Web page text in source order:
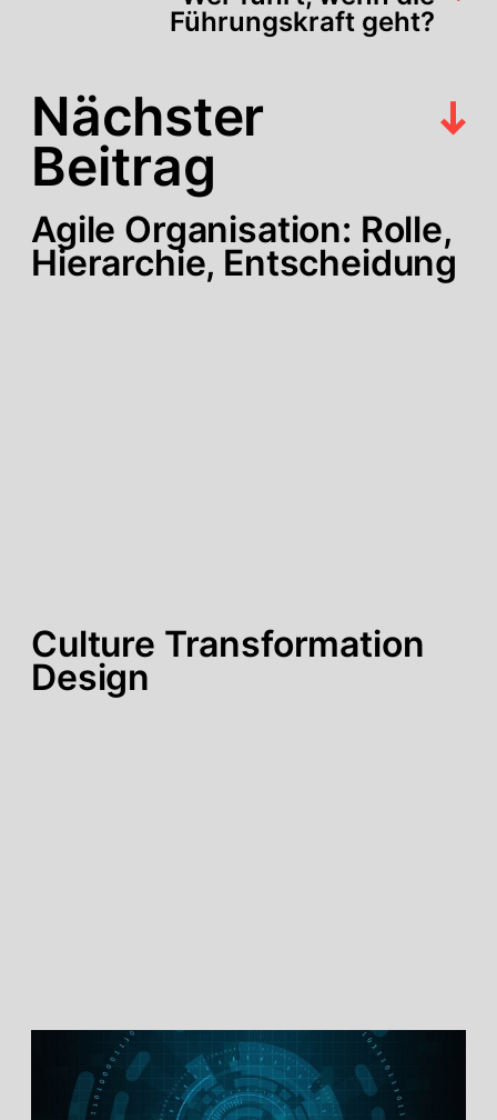
Führungskraft geht?
Nächster
Beitrag
Agile Organisation: Rolle,
Hierarchie, Entscheidung
Culture Transformation
Design